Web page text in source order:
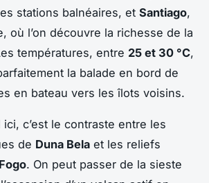
stations balnéaires, et Santiago,
où l’on découvre la richesse de la
températures, entre 25 et 30 °C,
la balade en bord de
en bateau vers les îlots voisins.
c’est le contraste entre les
de Duna Bela et les reliefs
Fogo. On peut passer de la sieste